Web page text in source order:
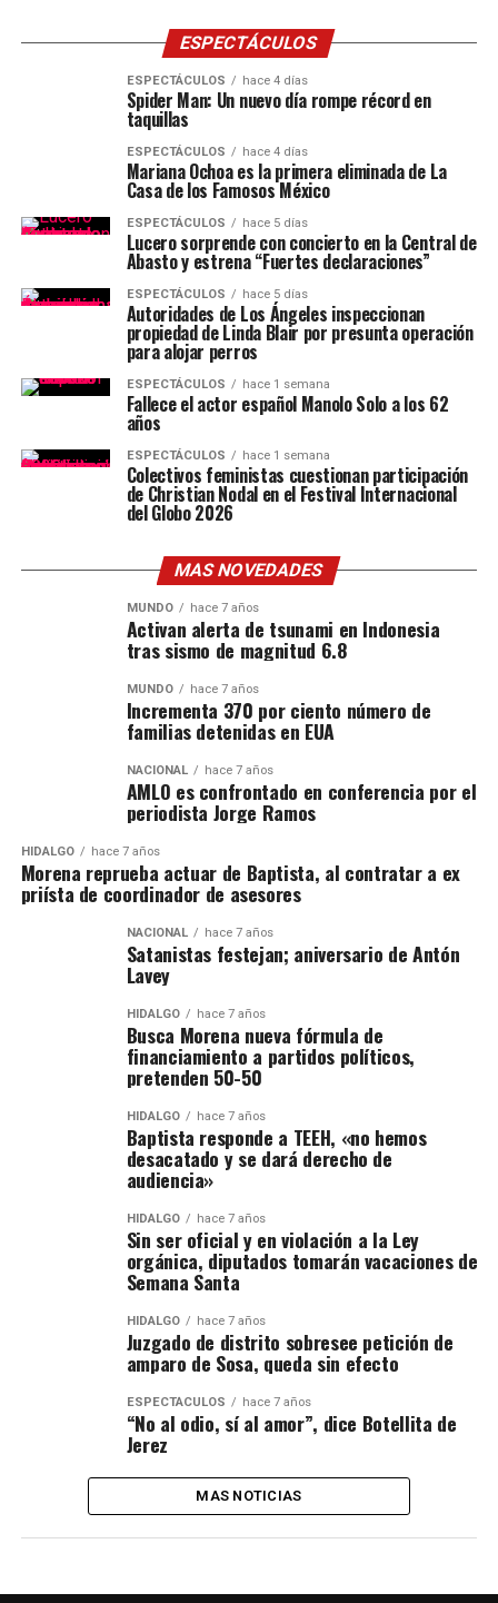
ESPECTÁCULOS
ESPECTÁCULOS hace 4 días
Spider Man: Un nuevo día rompe récord en
taquillas
ESPECTÁCULOS hace 4 días
Mariana Ochoa es la primera eliminada de La
Casa de los Famosos México
ESPECTÁCULOS hace 5 días
Lucero sorprende con concierto en la Central de
Abasto y estrena “Fuertes declaraciones”
ESPECTÁCULOS hace 5 días
Autoridades de Los Ángeles inspeccionan
propiedad de Linda Blair por presunta operación
para alojar perros
ESPECTÁCULOS hace 1 semana
Fallece el actor español Manolo Solo a los 62
años
ESPECTÁCULOS hace 1 semana
Colectivos feministas cuestionan participación
de Christian Nodal en el Festival Internacional
del Globo 2026
MAS NOVEDADES
MUNDO hace 7 años
Activan alerta de tsunami en Indonesia
tras sismo de magnitud 6.8
MUNDO hace 7 años
Incrementa 370 por ciento número de
familias detenidas en EUA
NACIONAL hace 7 años
AMLO es confrontado en conferencia por el
periodista Jorge Ramos
HIDALGO hace 7 años
Morena reprueba actuar de Baptista, al contratar a ex
priísta de coordinador de asesores
NACIONAL hace 7 años
Satanistas festejan; aniversario de Antón
Lavey
HIDALGO hace 7 años
Busca Morena nueva fórmula de
financiamiento a partidos políticos,
pretenden 50-50
HIDALGO hace 7 años
Baptista responde a TEEH, «no hemos
desacatado y se dará derecho de
audiencia»
HIDALGO hace 7 años
Sin ser oficial y en violación a la Ley
orgánica, diputados tomarán vacaciones de
Semana Santa
HIDALGO hace 7 años
Juzgado de distrito sobresee petición de
amparo de Sosa, queda sin efecto
ESPECTÁCULOS hace 7 años
“No al odio, sí al amor”, dice Botellita de
Jerez
MAS NOTICIAS